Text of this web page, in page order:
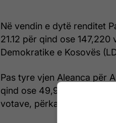
Në vendin e dytë renditet
21.12 për qind ose
Demokratike e Kosovës
Pas tyre vjen Aleanca për
qind ose 49,917 vota,
votave, përkatësisht